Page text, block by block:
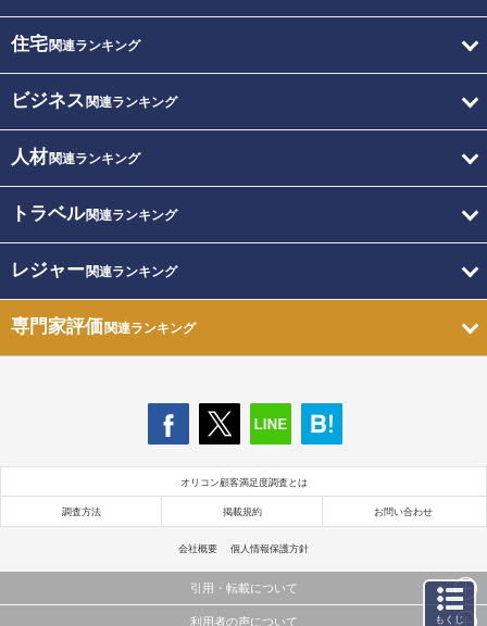
住宅関連ランキング
ビジネス 関連ランキング
人材関連ランキング
トラベル関連ランキング
レジャー関連ランキング
専門家評価関連ランキング
オリコン顧客満足度調査とは
調査方法 掲載規約 お問い合わせ
会社概要 個人情報保護方針
引用・転載について
利用者の声について もくじ